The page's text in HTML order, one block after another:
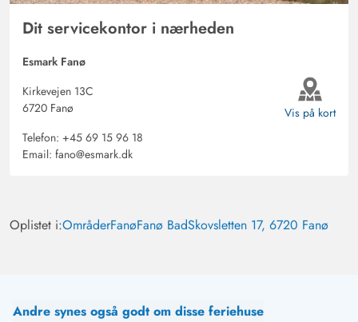
Dit servicekontor i nærheden
Esmark Fanø
Kirkevejen 13C
6720 Fanø
Telefon: +45 69 15 96 18
Email: fano@esmark.dk
Vis på kort
Oplistet i:OmråderFanøFanø BadSkovsletten 17, 6720 Fanø
Andre synes også godt om disse feriehuse